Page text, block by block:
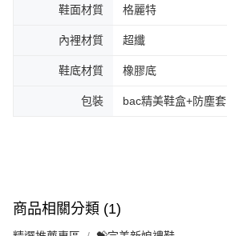
鞋面材質 格麗特
內裡材質 超纖
鞋底材質 橡膠底
包裝 bac精美鞋盒+防塵套
商品相關分類 (1)